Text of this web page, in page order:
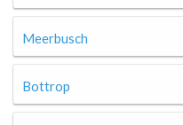
Meerbusch
Bottrop